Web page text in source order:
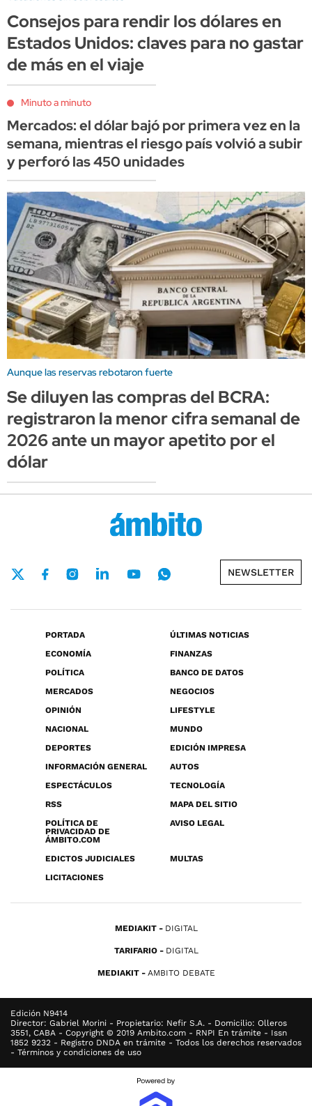
Consejos para rendir los dólares en
Estados Unidos: claves para no gastar
de más en el viaje
Minuto a minuto
Mercados: el dólar bajó por primera vez en la
semana, mientras el riesgo país volvió a subir
y perforó las 450 unidades
Aunque las reservas rebotaron fuerte
Se diluyen las compras del BCRA:
registraron la menor cifra semanal de
2026 ante un mayor apetito por el
dólar
NEWSLETTER
PORTADA
ÚLTIMAS NOTICIAS
ECONOMÍA
FINANZAS
POLÍTICA
BANCO DE DATOS
MERCADOS
NEGOCIOS
OPINIÓN
LIFESTYLE
NACIONAL
MUNDO
DEPORTES
EDICIÓN IMPRESA
INFORMACIÓN GENERAL
AUTOS
ESPECTÁCULOS
TECNOLOGÍA
RSS
MAPA DEL SITIO
POLÍTICA DE
PRIVACIDAD DE
ÁMBITO.COM
AVISO LEGAL
EDICTOS JUDICIALES
MULTAS
LICITACIONES
MEDIAKIT DIGITAL
TARIFARIO DIGITAL
MEDIAKIT AMBITO DEBATE
Edición N9414
Director: Gabriel Morini - Propietario: Nefir S.A. - Domicilio: Olleros
3551, CABA - Copyright © 2019 Ambito.com - RNPI En trámite - Issn
1852 9232 - Registro DNDA en trámite - Todos los derechos reservados
- Términos y condiciones de uso